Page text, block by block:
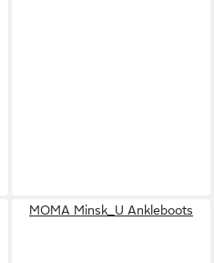
MOMA Minsk_U Ankleboots